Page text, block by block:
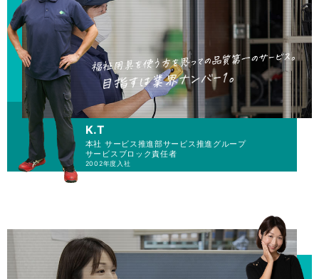
K.T
本社 サービス推進部サービス推進グループ
サービスブロック責任者
2002年度入社